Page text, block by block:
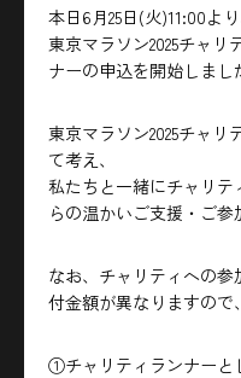
本日6月25日(火)11:00より
東京マラソン2025チャ
ナーの申込を開始しまし
東京マラソン2025チャ
て考え、
私たちと一緒にチャリ
らの温かいご支援・ご参
なお、チャリティへの
付金額が異なりますので
①チャリティランナーと